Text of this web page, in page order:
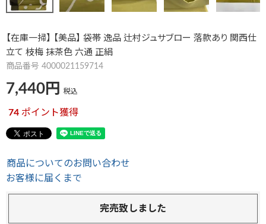
【在庫一掃】 【美品】 袋帯 逸品 辻村ジュサブロー 落款あり 関西仕
立て 枝梅 抹茶色 六通 正絹
商品番号 4000021159714
7,440 税込
74 ポイント獲得
商品についてのお問い合わせ
お客様に届くまで
完売致しました